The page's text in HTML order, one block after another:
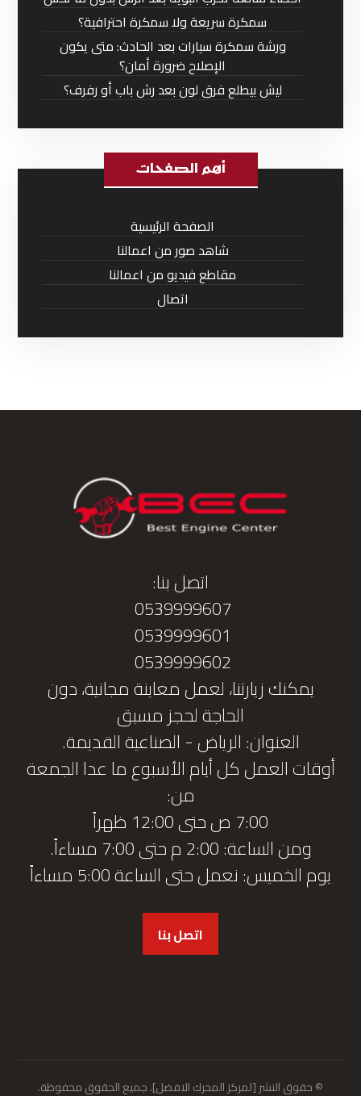
سمكرة سريعة ولا سمكرة احترافية؟
ورشة سمكرة سيارات بعد الحادث: متى يكون
الإصلاح ضرورة أمان؟
ليش بيطلع فرق لون بعد رش باب أو رفرف؟
أهم الصفحات
الصفحة الرئيسية
شاهد صور من اعمالنا
مقاطع فيديو من اعمالنا
اتصال
اتصل بنا:
0539999607
0539999601
0539999602
يمكنك زيارتنا، لعمل معاينة مجانية، دون
الحاجة لحجز مسبق
العنوان: الرياض - الصناعية القديمة.
أوقات العمل كل أيام الأسبوع ما عدا الجمعة
من:
7:00 ص حتى 12:00 ظهراً
ومن الساعة: 2:00 م حتى 7:00 مساءاً.
يوم الخميس: نعمل حتى الساعة 5:00 مساءاً
اتصل بنا
© حقوق النشر [لمركز المحرك الافضل]. جميع الحقوق محفوظة.